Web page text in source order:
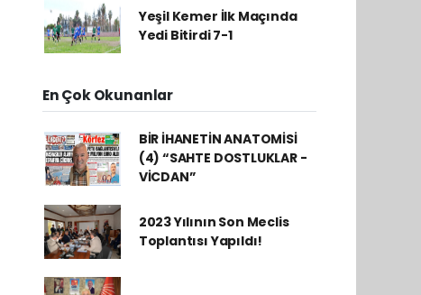
Yeşil Kemer İlk Maçında
Yedi Bitirdi 7-1
En Çok Okunanlar
BİR İHANETİN ANATOMİSİ
(4) “SAHTE DOSTLUKLAR -
VİCDAN”
2023 Yılının Son Meclis
Toplantısı Yapıldı!